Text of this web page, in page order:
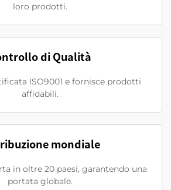
loro prodotti.
di Qualità
ISO9001 e fornisce prodotti
affidabili.
mondiale
in oltre 20 paesi, garantendo una
portata globale.